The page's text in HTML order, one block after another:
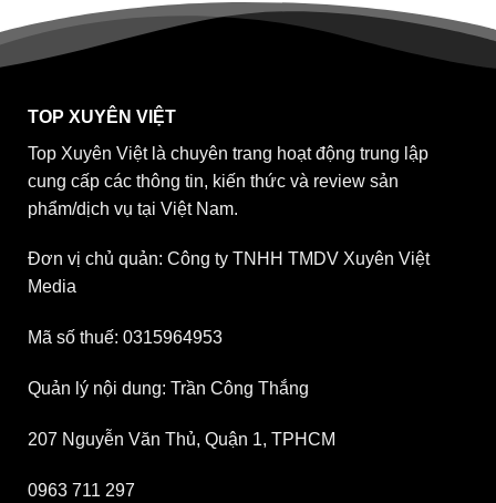
TOP XUYÊN VIỆT
Top Xuyên Việt là chuyên trang hoạt động trung lập
cung cấp các thông tin, kiến thức và review sản
phẩm/dịch vụ tại Việt Nam.
Đơn vị chủ quản: Công ty TNHH TMDV Xuyên Việt
Media
Mã số thuế: 0315964953
Quản lý nội dung: Trần Công Thắng
207 Nguyễn Văn Thủ, Quận 1, TPHCM
0963 711 297